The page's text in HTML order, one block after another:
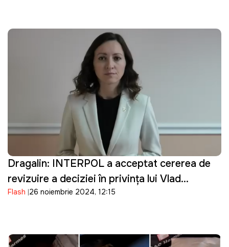
Dragalin: INTERPOL a acceptat cererea de
revizuire a deciziei în privința lui Vlad
Plahotniuc
Flash 26 noiembrie 2024, 12:15